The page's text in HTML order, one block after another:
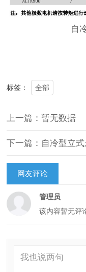
自
标签： 全部
上一篇：暂无数据
下一篇：自冷型立
网友评论
管理员
该内容暂无评